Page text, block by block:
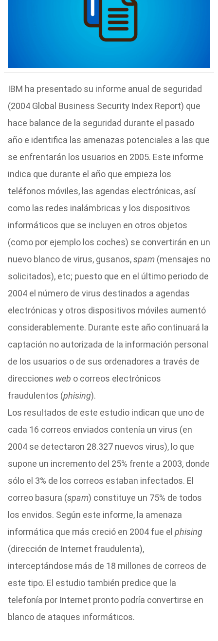
IBM ha presentado su informe anual de seguridad
(2004 Global Business Security Index Report) que
hace balance de la seguridad durante el pasado
año e identifica las amenazas potenciales a las que
se enfrentarán los usuarios en 2005. Este informe
indica que durante el año que empieza los
teléfonos móviles, las agendas electrónicas, así
como las redes inalámbricas y los dispositivos
informáticos que se incluyen en otros objetos
(como por ejemplo los coches) se convertirán en un
nuevo blanco de virus, gusanos,spam(mensajes no
solicitados), etc; puesto que en el último periodo de
2004 el número de virus destinados a agendas
electrónicas y otros dispositivos móviles aumentó
considerablemente. Durante este año continuará la
captación no autorizada de la información personal
de los usuarios o de sus ordenadores a través de
direcciones web o correos electrónicos
fraudulentos (phising).
Los resultados de este estudio indican que uno de
cada 16 correos enviados contenía un virus (en
2004 se detectaron 28.327 nuevos virus), lo que
supone un incremento del 25% frente a 2003, donde
sólo el 3% de los correos estaban infectados. El
correo basura (spam) constituye un 75% de todos
los envidos. Según este informe, la amenaza
informática que más creció en 2004 fue el phising
(dirección de Internet fraudulenta),
interceptándose más de 18 millones de correos de
este tipo. El estudio también predice que la
telefonía por Internet pronto podría convertirse en
blanco de ataques informáticos.